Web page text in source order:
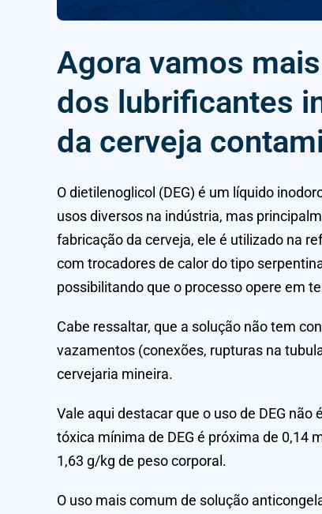
Agora vamos
dos lubrificantes
da cerveja
O dietilenoglicol (DEG) é um líquido
usos diversos na indústria, mas
fabricação da cerveja, ele é utilizado na
com trocadores de calor do tipo
possibilitando que o processo opere em
Cabe ressaltar, que a solução não tem
vazamentos (conexões, rupturas na
cervejaria mineira.
Vale aqui destacar que o uso de DEG
tóxica mínima de DEG é próxima de 0,14
1,63 g/kg de peso corporal.
O uso mais comum de solução